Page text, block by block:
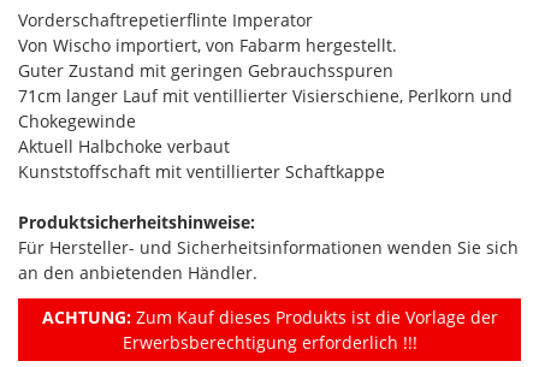
Vorderschaftrepetierflinte Imperator
Von Wischo importiert, von Fabarm hergestellt.
Guter Zustand mit geringen Gebrauchsspuren
71cm langer Lauf mit ventillierter Visierschiene, Perlkorn und
Chokegewinde
Aktuell Halbchoke verbaut
Kunststoffschaft mit ventillierter Schaftkappe
Produktsicherheitshinweise:
Für Hersteller- und Sicherheitsinformationen wenden Sie sich
an den anbietenden Händler.
ACHTUNG:Zum Kauf dieses Produkts ist die Vorlage der
Erwerbsberechtigung erforderlich !!!